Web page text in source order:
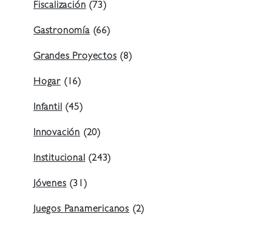
Fiscalización (73)
Gastronomía(66)
Grandes Proyectos (8)
Hogar (16)
Infantil (45)
Innovación (20)
Institucional (243)
Jóvenes (31)
Juegos Panamericanos (2)